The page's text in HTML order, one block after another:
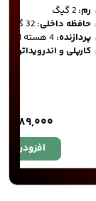
رم: 2 گیگ
حافظه داخلی: 32 گیگ
پردازنده: 4 هسته ای
کارپلی و اندرویداتو
۱۱,۷۸۹,۰۰۰
افزودن